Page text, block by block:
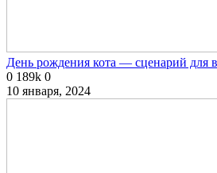
День рождения кота — сценарий для
0 189k 0
10 января, 2024